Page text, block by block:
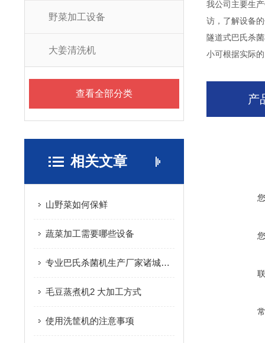
野菜加工设备
大姜清洗机
查看全部分类
相关文章
山野菜如何保鲜
蔬菜加工需要哪些设备
专业巴氏杀菌机生产厂家诸城市放心食品机械有限公司
毛豆蒸煮机2 大加工方式
使用洗筐机的注意事项
我公司主要生
访，了解设备
隧道式巴氏杀
小可根据实际
产